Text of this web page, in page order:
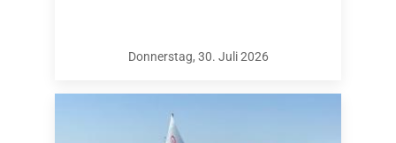
Donnerstag, 30. Juli 2026